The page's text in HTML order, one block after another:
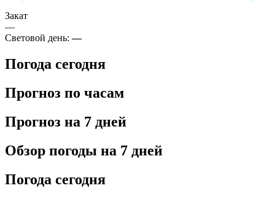
Закат
—
Световой день:—
Погода сегодня
Прогноз по часам
Прогноз на 7 дней
Обзор погоды на 7 дней
Погода сегодня